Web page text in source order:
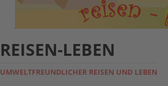
REISEN-LEBEN
UMWELTFREUNDLICHER REISEN UND LEBEN